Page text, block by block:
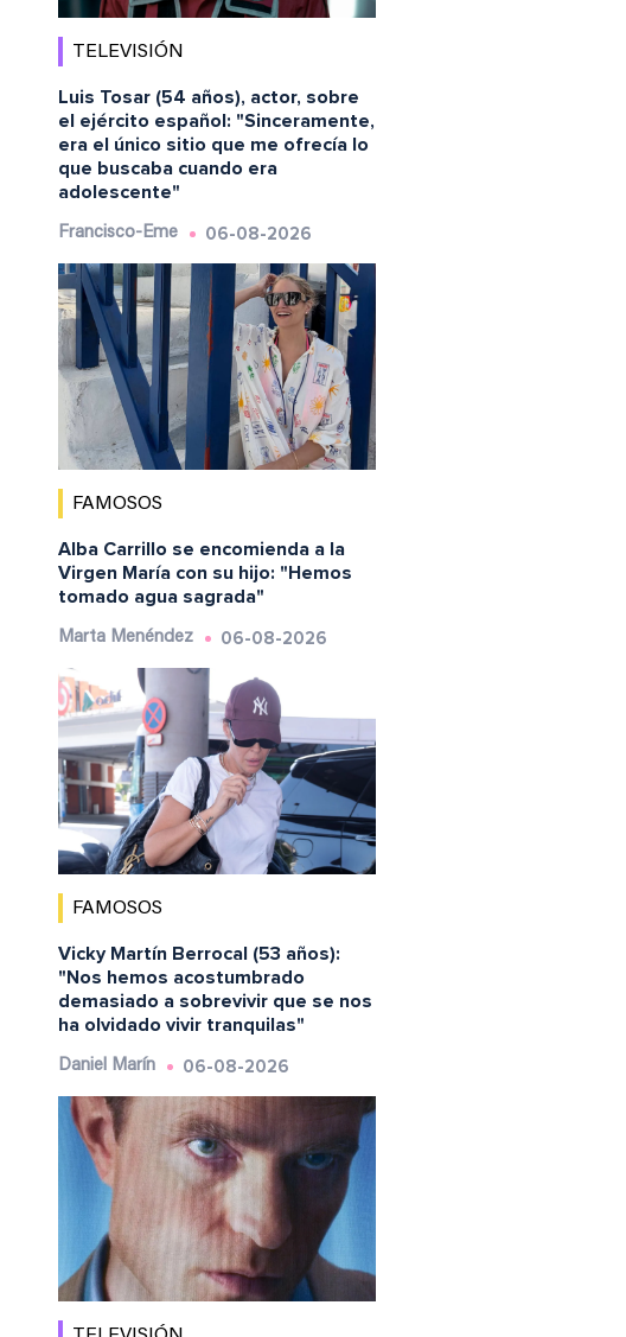
TELEVISIÓN
Luis Tosar (54 años), actor, sobre
el ejército español: "Sinceramente,
era el único sitio que me ofrecía lo
que buscaba cuando era
adolescente"
Francisco-Eme 06-08-2026
FAMOSOS
Alba Carrillo se encomienda a la
Virgen María con su hijo: "Hemos
tomado agua sagrada"
Marta Menéndez 06-08-2026
FAMOSOS
Vicky Martín Berrocal (53 años):
"Nos hemos acostumbrado
demasiado a sobrevivir que se nos
ha olvidado vivir tranquilas"
Daniel Marín 06-08-2026